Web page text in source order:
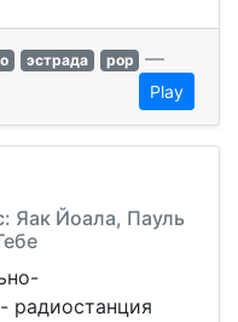
эстрада pop —
Play
Яак Йоала, Пауль
радиостанция